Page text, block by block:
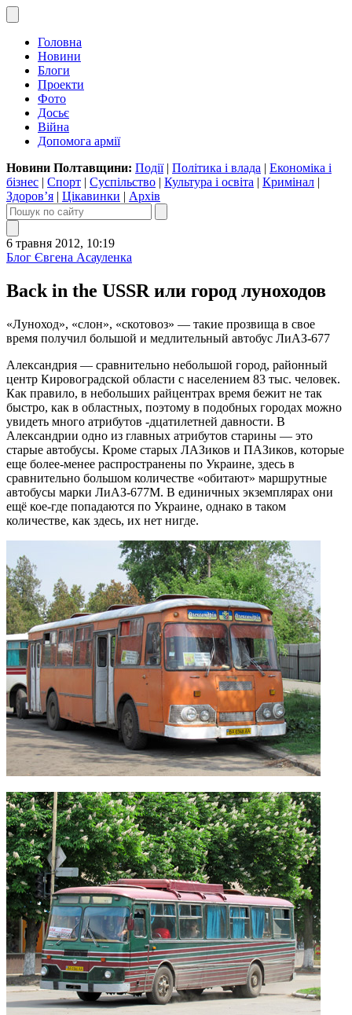
Головна
Новини
Блоги
Проекти
Фото
Досьє
Війна
Допомога армії
Новини Полтавщини: Події| Політика і влада | Економіка і
бізнес | Спорт | Суспільство | Культура і освіта | Кримінал |
Здоров’я | Цікавинки | Архів
6 травня 2012, 10:19
Блог Євгена Асауленка
Back in the USSR или город луноходов
«Луноход», «слон», «скотовоз» — такие прозвища в свое
время получил большой и медлительный автобус ЛиАЗ-677
Александрия — сравнительно небольшой город, районный
центр Кировоградской области с населением 83 тыс. человек.
Как правило, в небольших райцентрах время бежит не так
быстро, как в областных, поэтому в подобных городах можно
увидеть много атрибутов -дцатилетней давности. В
Александрии одно из главных атрибутов старины — это
старые автобусы. Кроме старых ЛАЗиков и ПАЗиков, которые
еще более-менее распространены по Украине, здесь в
сравнительно большом количестве «обитают» маршрутные
автобусы марки ЛиАЗ-677М. В единичных экземплярах они
ещё кое-где попадаются по Украине, однако в таком
количестве, как здесь, их нет нигде.